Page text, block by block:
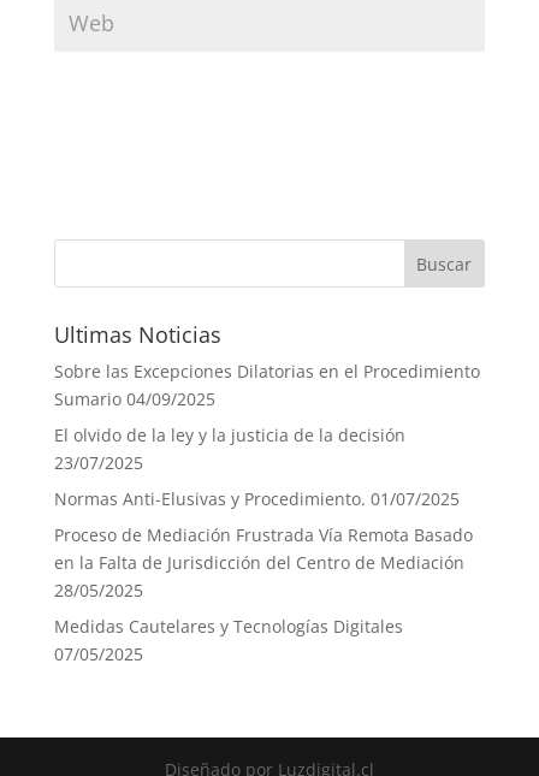
Ultimas Noticias
Sobre las Excepciones Dilatorias en el Procedimiento
Sumario 04/09/2025
El olvido de la ley y la justicia de la decisión
23/07/2025
Normas Anti-Elusivas y Procedimiento. 01/07/2025
Proceso de Mediación Frustrada Vía Remota Basado
en la Falta de Jurisdicción del Centro de Mediación
28/05/2025
Medidas Cautelares y Tecnologías Digitales
07/05/2025
Diseñado por Luzdigital.cl